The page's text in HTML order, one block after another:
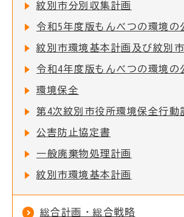
紋別市分別収集計画
令和5年度版もんべつの環境の
令和4年度版もんべつの環境の
環境保全
第4次紋別市役所環境保全行動
公害防止協定書
一般廃棄物処理計画
紋別市環境基本計画
総合計画・総合戦略